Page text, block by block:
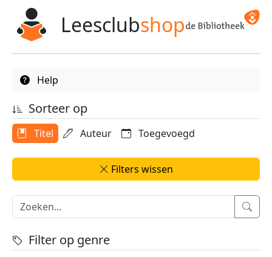
Leesclubshop
Help
Sorteer op
Titel Auteur Toegevoegd
Filters wissen
Filter op genre